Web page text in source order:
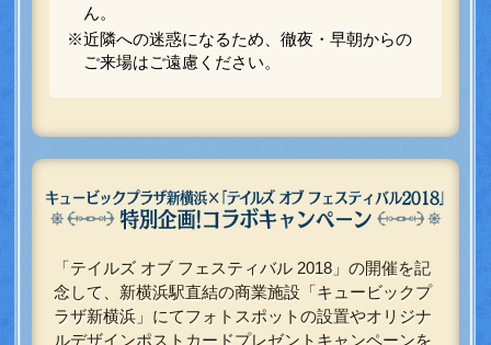
ん。
※近隣への迷惑になるため、徹夜・早朝からの
ご来場はご遠慮ください。
「テイルズ オブ フェスティバル 2018」の開催を記
念して、新横浜駅直結の商業施設「キュービックプ
ラザ新横浜」にてフォトスポットの設置やオリジナ
ルデザインポストカードプレゼントキャンペーンを